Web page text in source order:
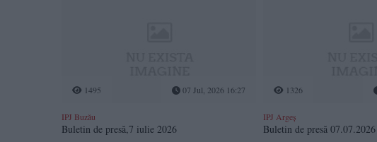
1495 07 Jul, 2026 16:27
IPJ Buzău
Buletin de presă,7 iulie 2026
1326
IPJ Argeș
Buletin de presă 07.07.2026